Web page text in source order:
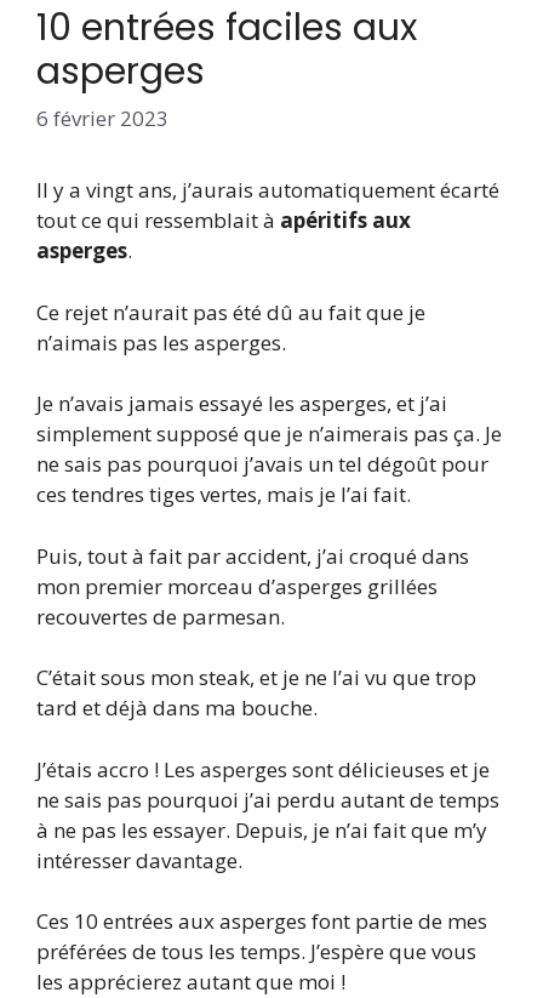
10 entrées faciles aux
asperges
6 février 2023
Il y a vingt ans, j’aurais automatiquement écarté
tout ce qui ressemblait à apéritifs aux
asperges.
Ce rejet n’aurait pas été dû au fait que je
n’aimais pas les asperges.
Je n’avais jamais essayé les asperges, et j’ai
simplement supposé que je n’aimerais pas ça. Je
ne sais pas pourquoi j’avais un tel dégoût pour
ces tendres tiges vertes, mais je l’ai fait.
Puis, tout à fait par accident, j’ai croqué dans
mon premier morceau d’asperges grillées
recouvertes de parmesan.
C’était sous mon steak, et je ne l’ai vu que trop
tard et déjà dans ma bouche.
J’étais accro ! Les asperges sont délicieuses et je
ne sais pas pourquoi j’ai perdu autant de temps
à ne pas les essayer. Depuis, je n’ai fait que m’y
intéresser davantage.
Ces 10 entrées aux asperges font partie de mes
préférées de tous les temps. J’espère que vous
les apprécierez autant que moi !